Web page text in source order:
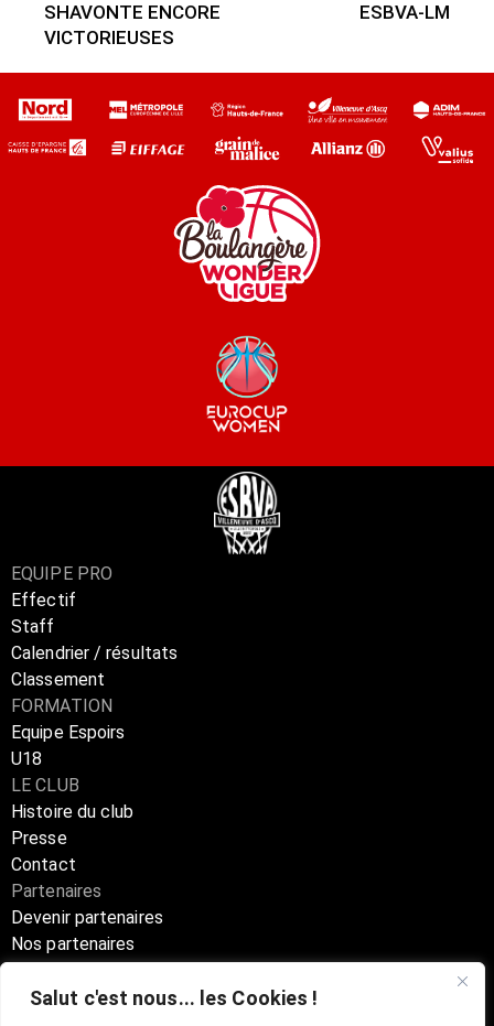
Salut c'est nous... les Cookies !
SHAVONTE ENCORE
VICTORIEUSES
ESBVA-LM
EQUIPE PRO
Effectif
Staff
Calendrier / résultats
Classement
FORMATION
Equipe Espoirs
U18
LE CLUB
Histoire du club
Presse
Contact
Partenaires
Devenir partenaires
Nos partenaires